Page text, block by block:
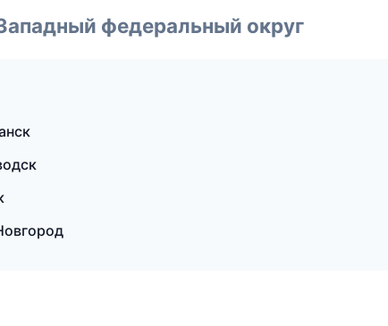
федеральный округ